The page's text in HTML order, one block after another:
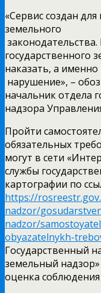
«Сервис создан
земельного
государственного
наказать, а
нарушение», –
начальник отдела
надзора
Пройти
обязательных
могут в сети
службы
картографии по
https://
nadzor/
nadzor/
obyazatelnykh-
Государственный
земельный
оценка